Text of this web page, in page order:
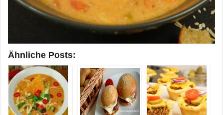
Ähnliche Posts: